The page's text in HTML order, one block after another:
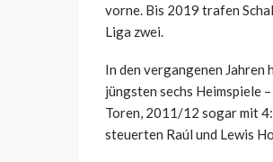
vorne. Bis 2019 trafen
Liga zwei.
In den vergangenen Jahren
jüngsten sechs Heimspiele
Toren, 2011/12 sogar mit
steuerten Raúl und Lewis